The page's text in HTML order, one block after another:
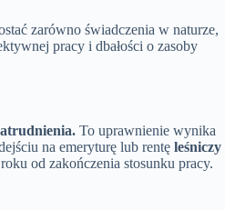
zarówno świadczenia w naturze,
pracy i dbałości o zasoby
To uprawnienie wynika
na emeryturę lub rentę leśniczy
od zakończenia stosunku pracy.